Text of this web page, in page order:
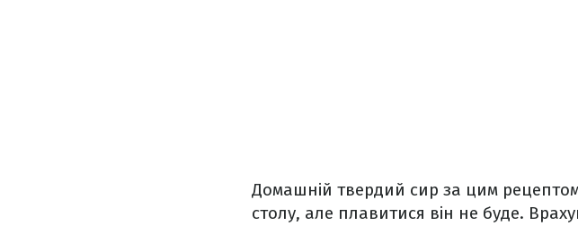
Домашній твердий сир за цим рецептом
столу, але плавитися він не буде.